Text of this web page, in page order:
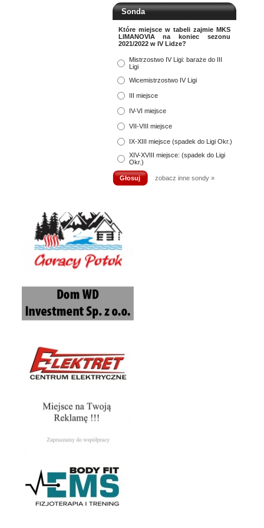
Sonda
Które miejsce w tabeli zajmie MKS
LIMANOVIA na koniec sezonu
2021/2022 w IV Lidze?
Mistrzostwo IV Ligi: baraże do III
Ligi
Wicemistrzostwo IV Ligi
III miejsce
IV-VI miejsce
VII-VIII miejsce
IX-XIII miejsce (spadek do Ligi Okr.)
XIV-XVIII miejsce: (spadek do Ligi
Okr.)
zobacz inne sondy »